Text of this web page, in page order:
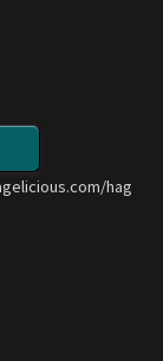
hag